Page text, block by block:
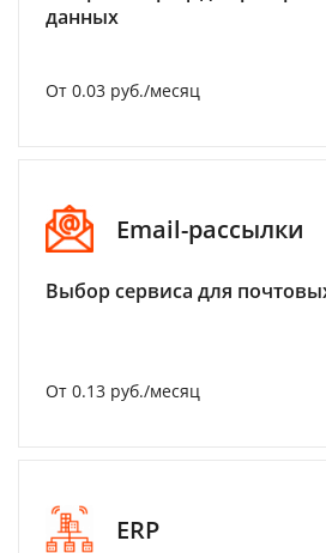
данных
От 0.03 руб./месяц
Email-рассылки
Выбор сервиса для
От 0.13 руб./месяц
ERP